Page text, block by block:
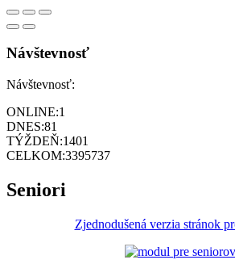
Návštevnosť
Návštevnosť:
ONLINE:1
DNES:81
TÝŽDEŇ:1401
CELKOM:3395737
Seniori
Zjednodušená verzia stránok